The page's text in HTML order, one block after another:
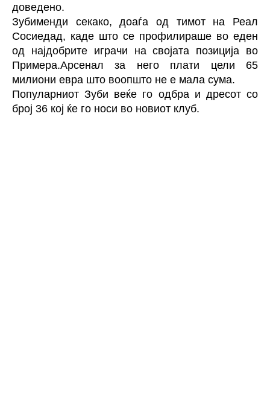
доведено.
Зубименди секако, доаѓа од тимот на Реал
Сосиедад, каде што се профилираше во еден
од најдобрите играчи на својата позиција во
Примера.Арсенал за него плати цели 65
милиони евра што воопшто не е мала сума.
Популарниот Зуби веќе го одбра и дресот со
број 36 кој ќе го носи во новиот клуб.